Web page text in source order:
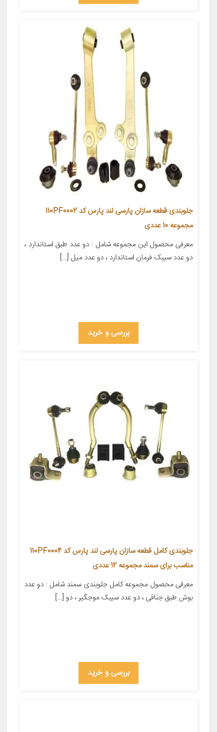
جلوبندی قطعه سازان پارسی لند پارس کد 110PF0002
مجموعه 10 عددی
معرفی محصول این مجموعه شامل : دو عدد طبق استاندارد ،
دو عدد سیبک فرمان استاندارد ، دو عدد میل […]
بررسی و خرید
جلوبندی کامل قطعه سازان پارسی لند پارس کد 110PF0004
مناسب برای سمند مجموعه 12 عددی
معرفی محصول مجموعه کامل جلوبندی سمند شامل : دو عدد
بوش طبق جناقی ، دو عدد سیبک موجگیر ، دو […]
بررسی و خرید